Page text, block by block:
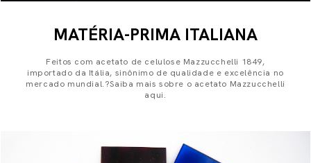
MATÉRIA-PRIMA ITALIANA
Feitos com acetato de celulose Mazzucchelli 1849,
importado da Itália, sinônimo de qualidade e excelência no
mercado mundial.?Saiba mais sobre o acetato Mazzucchelli
aqui.